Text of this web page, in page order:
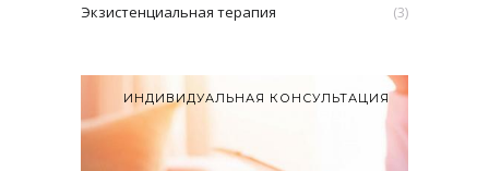
Экзистенциальная терапия (3)
ИНДИВИДУАЛЬНАЯ КОНСУЛЬТАЦИЯ